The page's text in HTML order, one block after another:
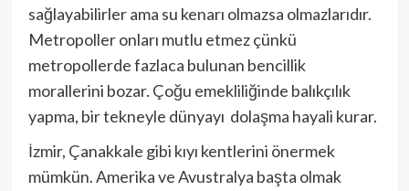
sağlayabilirler ama su kenarı olmazsa olmazlarıdır.
Metropoller onları mutlu etmez çünkü
metropollerde fazlaca bulunan bencillik
morallerini bozar. Çoğu emekliliğinde balıkçılık
yapma, bir tekneyle dünyayı dolaşma hayali kurar.
İzmir, Çanakkale gibi kıyı kentlerini önermek
mümkün. Amerika ve Avustralya başta olmak